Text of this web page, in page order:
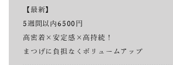
【最新】
5週間以内6500円
高密着×安定感×高持続！
まつげに負担なくボリュームアップ